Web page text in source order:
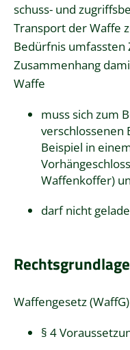
schuss- und
Transport der Waffe
Bedürfnis umfassten
Zusammenhang
Waffe
muss sich zum
verschlossenen
Beispiel in
Waffenkoffer)
darf nicht
Rechtsgrundlage
Waffengesetz (WaffG)
§ 4